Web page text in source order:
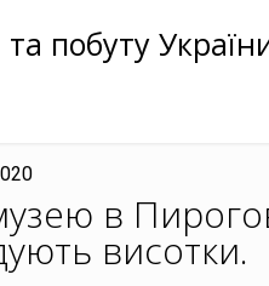
побуту
в
висотки.